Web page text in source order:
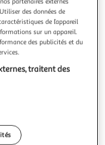
claire Élimine les
types de surfaces
des données de
de l’appareil
sur un appareil.
des publicités et du
traitent des